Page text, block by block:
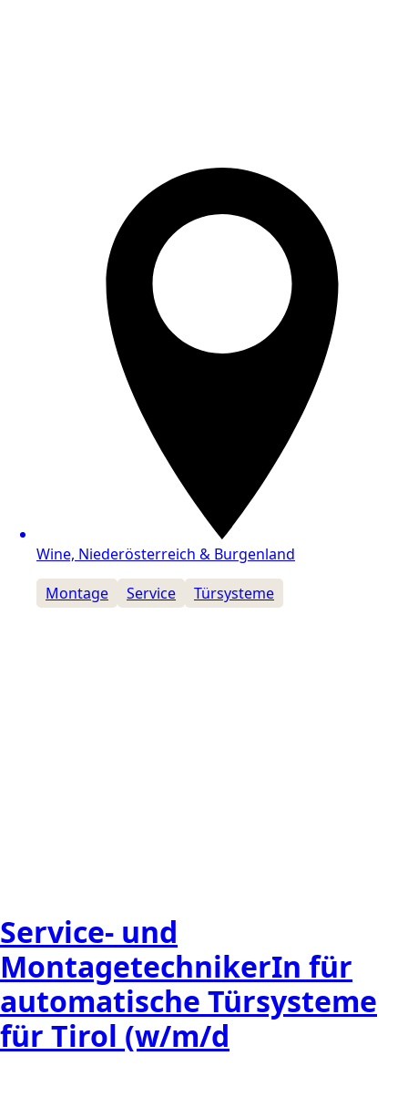
Wine, Niederösterreich & Burgenland
Montage
Service Türsysteme
Service- und
MontagetechnikerIn für
automatische Türsysteme
für Tirol (w/m/d